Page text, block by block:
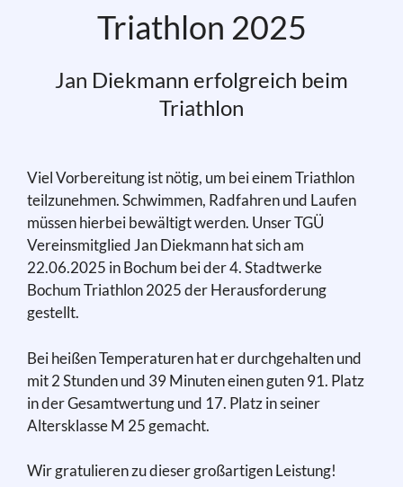
Triathlon 2025
Jan Diekmann erfolgreich beim
Triathlon
Viel Vorbereitung ist nötig, um bei einem Triathlon
teilzunehmen. Schwimmen, Radfahren und Laufen
müssen hierbei bewältigt werden. Unser TGÜ
Vereinsmitglied Jan Diekmann hat sich am
22.06.2025 in Bochum bei der 4. Stadtwerke
Bochum Triathlon 2025 der Herausforderung
gestellt.
Bei heißen Temperaturen hat er durchgehalten und
mit 2 Stunden und 39 Minuten einen guten 91. Platz
in der Gesamtwertung und 17. Platz in seiner
Altersklasse M 25 gemacht.
Wir gratulieren zu dieser großartigen Leistung!